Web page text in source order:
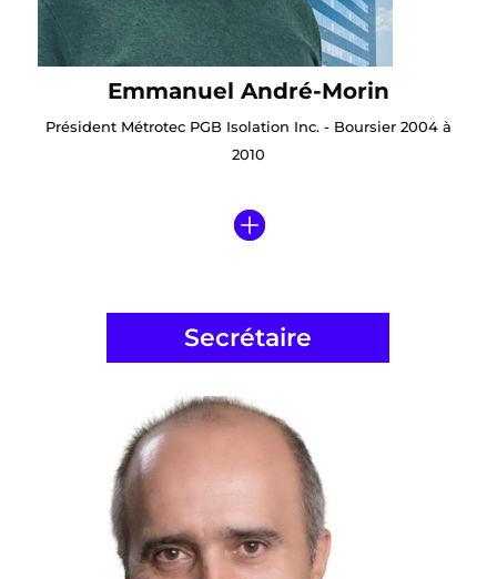
Emmanuel André-Morin
Président Métrotec PGB Isolation Inc. - Boursier 2004 à
2010
Secrétaire